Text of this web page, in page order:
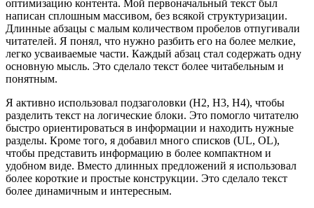
оптимизацию контента. Мой первоначальный текст был
написан сплошным массивом, без всякой структуризации.
Длинные абзацы с малым количеством пробелов отпугивали
читателей. Я понял, что нужно разбить его на более мелкие,
легко усваиваемые части. Каждый абзац стал содержать одну
основную мысль. Это сделало текст более читабельным и
понятным.
Я активно использовал подзаголовки (H2, H3, H4), чтобы
разделить текст на логические блоки. Это помогло читателю
быстро ориентироваться в информации и находить нужные
разделы. Кроме того, я добавил много списков (UL, OL),
чтобы представить информацию в более компактном и
удобном виде. Вместо длинных предложений я использовал
более короткие и простые конструкции. Это сделало текст
более динамичным и интересным.